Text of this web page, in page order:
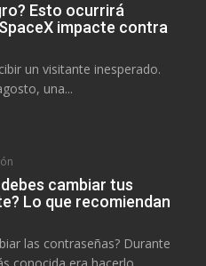
Esto ocurrirá
impacte contra
un visitante inesperado.
una...
cambiar tus
Lo que recomiendan
las contraseñas? Durante